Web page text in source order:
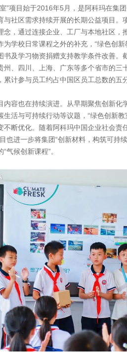
”项目始于2016年5月，是阿科玛在集
与社区需求持续开展的长期公益项目。
念，通过连接企业、工厂与本地社区，
为学校日常课程之外的补充，“绿色创
书及学习物资捐赠支持教学条件改善。
州、四川、上海、广东等多个省市的三
累计参与员工约占中国区员工总数的五
内容也在持续演进。从早期聚焦创新化
生活与可持续行动等议题，“绿色创新
不断优化。随着阿科玛中国企业社会责
也进一步将集团“创新材料，构筑可持
气候创新课程”。